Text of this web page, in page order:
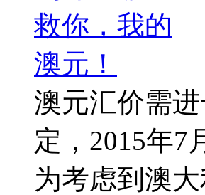
澳元汇价需
定，2015年7
为考虑到澳